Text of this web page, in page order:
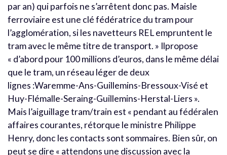
par an) qui parfois ne s’arrêtent donc pas. Maisle
ferroviaire est une clé fédératrice du tram pour
l’agglomération, si les navetteurs REL empruntent le
tram avec le même titre de transport. » Ilpropose
« d’abord pour 100 millions d’euros, dans le même délai
que le tram, un réseau léger de deux
lignes :Waremme-Ans-Guillemins-Bressoux-Visé et
Huy-Flémalle-Seraing-Guillemins-Herstal-Liers ».
Mais l’aiguillage tram/train est « pendant au fédéralen
affaires courantes, rétorque le ministre Philippe
Henry, donc les contacts sont sommaires. Bien sûr, on
peut se dire « attendons une discussion avec la